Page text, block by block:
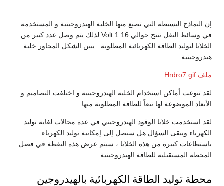
إن النماذج البسيطة التي تصنع منها الخلية الهيدروجينية و المستخدمة
في وسائط النقل تنتج حوالي 1.16 Volt لذلك يتم وصل عدد كبير من
الخلايا لتوليد الطاقة الكهربائية المطلوبة . يبين الشكل المجاور خلية
هيدروجينية :
ملف:Hrdro7.gif
لقد تنوعت أماكن استخدام الخلية الهيدروجينية و اختلفت التصاميم و
الأبعاد الموضوعة لها تبعاً للطاقة المطلوبة منها .
لقد استخدمت خلايا الوقود الهيدروجيني في عدة مجالات لغاية توليد
الكهرباء ويبقى السؤال هل سنصل إلى إمكانية توليد الكهرباء
باستطاعات كبيرة من هذه الخلايا ، سيتم عرض هذه النقطة في فصل
المحطة المستقبلية للطاقة الهيدروجينية .
محطة توليد الطاقة الكهربائية بالهيدروجين